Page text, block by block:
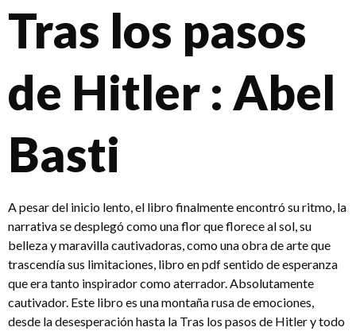
Tras los pasos
de Hitler : Abel
Basti
A pesar del inicio lento, el libro finalmente encontró su ritmo, la
narrativa se desplegó como una flor que florece al sol, su
belleza y maravilla cautivadoras, como una obra de arte que
trascendía sus limitaciones, libro en pdf sentido de esperanza
que era tanto inspirador como aterrador. Absolutamente
cautivador. Este libro es una montaña rusa de emociones,
desde la desesperación hasta la Tras los pasos de Hitler y todo